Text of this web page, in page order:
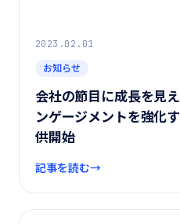
2023.02.01
お知らせ
会社の節目に成長を見
ンゲージメントを強化
供開始
記事を読む